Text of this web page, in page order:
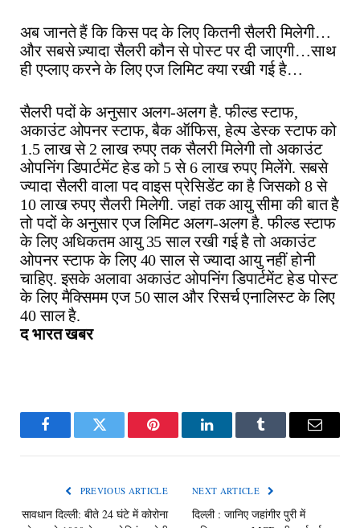
अब जानते हैं कि किस पद के लिए कितनी सैलरी मिलेगी…
और सबसे ज़्यादा सैलरी कौन से पोस्ट पर दी जाएगी…साथ
ही एप्लाए करने के लिए एज लिमिट क्या रखी गई है…
सैलरी पदों के अनुसार अलग-अलग है. फील्ड स्टाफ,
अकाउंट ओपनर स्टाफ, बैक ऑफिस, हेल्प डेस्क स्टाफ को
1.5 लाख से 2 लाख रुपए तक सैलरी मिलेगी तो अकाउंट
ओपनिंग डिपार्टमेंट हेड को 5 से 6 लाख रुपए मिलेंगे. सबसे
ज्यादा सैलरी वाला पद वाइस प्रेसिडेंट का है जिसको 8 से
10 लाख रुपए सैलरी मिलेगी. जहां तक आयु सीमा की बात है
तो पदों के अनुसार एज लिमिट अलग-अलग है. फील्ड स्टाफ
के लिए अधिकतम आयु 35 साल रखी गई है तो अकाउंट
ओपनर स्टाफ के लिए 40 साल से ज्यादा आयु नहीं होनी
चाहिए. इसके अलावा अकाउंट ओपनिंग डिपार्टमेंट हेड पोस्ट
के लिए मैक्सिमम एज 50 साल और रिसर्च एनालिस्ट के लिए
40 साल है.
द भारत खबर
FacebookTwitter Pinterest LinkedInTumblr Email
PREVIOUS ARTICLE
सावधान दिल्ली: बीते 24 घंटे में कोरोना
NEXT ARTICLE
दिल्ली : जानिए जहांगीर पुरी में